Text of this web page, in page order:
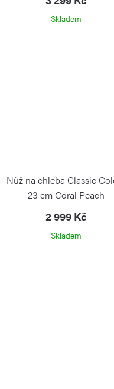
Skladem
Nůž na chleba Classic
23 cm Coral Peach
2 999 Kč
Skladem